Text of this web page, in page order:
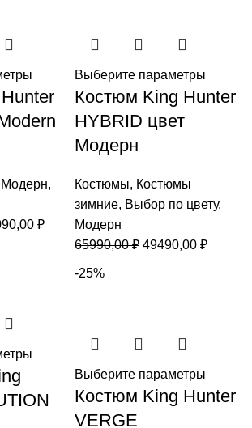
Модерн,
₽Диапазон
Выберите параметры
Костюм King Hunter
HYBRID цвет
Модерн
Костюмы, Костюмы
зимние, Выбор по цвету,
Модерн
65990,00₽ Первоначальная
49490,00 ₽
-25%
Выберите параметры
Костюм King Hunter
VERGE